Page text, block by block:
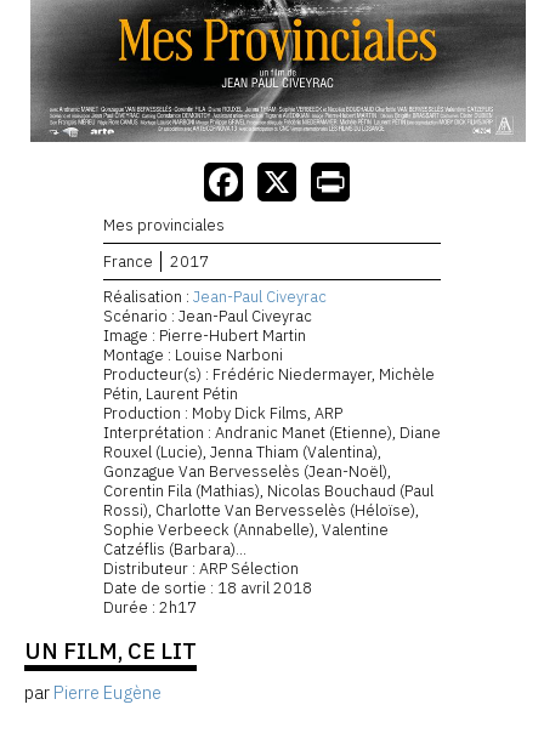
Mes provinciales
France
2017
Réalisation : Jean-Paul Civeyrac
Scénario : Jean-Paul Civeyrac
Image : Pierre-Hubert Martin
Montage : Louise Narboni
Producteur(s) : Frédéric Niedermayer, Michèle
Pétin, Laurent Pétin
Production : Moby Dick Films, ARP
Interprétation : Andranic Manet (Etienne), Diane
Rouxel (Lucie), Jenna Thiam (Valentina),
Gonzague Van Bervesselès (Jean-Noël),
Corentin Fila (Mathias), Nicolas Bouchaud (Paul
Rossi), Charlotte Van Bervesselès (Héloïse),
Sophie Verbeeck (Annabelle), Valentine
Catzéflis (Barbara)...
Distributeur : ARP Sélection
Date de sortie : 18 avril 2018
Durée : 2h17
UN FILM, CE LIT
par Pierre Eugène